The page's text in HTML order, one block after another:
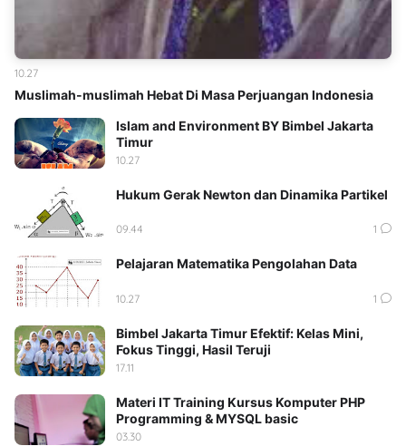
Muslimah-muslimah Hebat Di Masa Perjuangan Indonesia
10.27
Islam and Environment BY Bimbel Jakarta
Timur
10.27
Hukum Gerak Newton dan Dinamika Partikel
09.44 1
Pelajaran Matematika Pengolahan Data
10.27 1
Bimbel Jakarta Timur Efektif: Kelas Mini,
Fokus Tinggi, Hasil Teruji
17.11
Materi IT Training Kursus Komputer PHP
Programming & MYSQL basic
03.30